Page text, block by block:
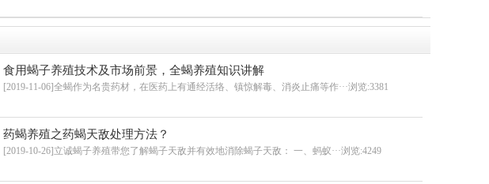
食用蝎子养殖技术及市场前景，全蝎养殖知识讲解
[2019-11-06]全蝎作为名贵药材，在医药上有通经活络、镇惊解毒、消炎止痛等作···浏览:3381
药蝎养殖之药蝎天敌处理方法？
[2019-10-26]立诚蝎子养殖带您了解蝎子天敌并有效地消除蝎子天敌： 一、蚂蚁···浏览:4249